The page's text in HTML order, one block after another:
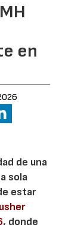
en
de una
sola
estar
, donde